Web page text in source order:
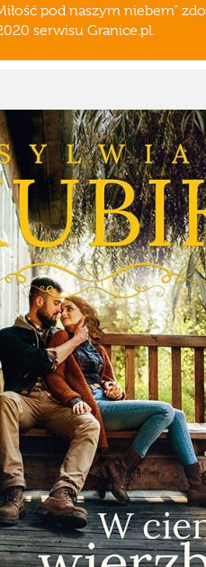
pod naszym niebem"
serwisu Granice.pl.